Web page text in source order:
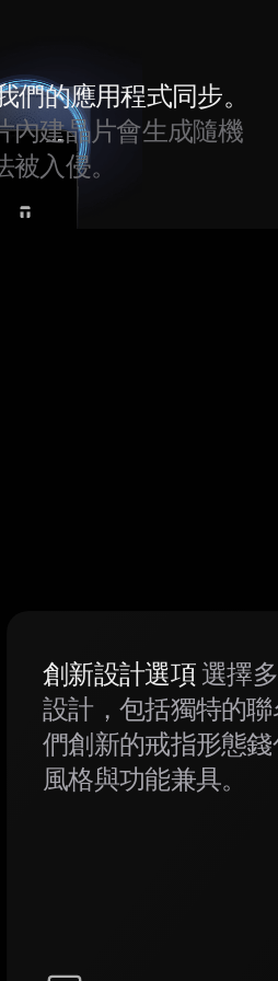
們的應用程式同步。
內建晶片會生成隨機
入侵。
創新設計選項選擇
設計，包括獨特的
們創新的戒指形態
風格與功能兼具。